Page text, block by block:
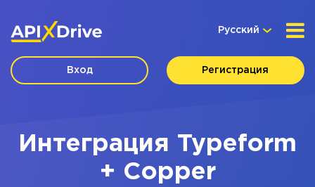
Русский
Вход Регистрация
Интеграция Typeform
+ Copper